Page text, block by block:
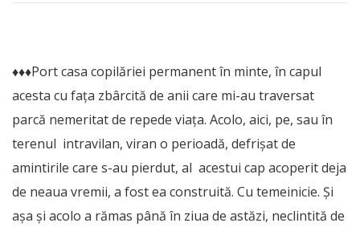
♦♦♦Port casa copilăriei permanent în minte, în capul
acesta cu fața zbârcită de anii care mi-au traversat
parcă nemeritat de repede viața. Acolo, aici, pe, sau în
terenul intravilan, viran o perioadă, defrișat de
amintirile care s-au pierdut, al acestui cap acoperit deja
de neaua vremii, a fost ea construită. Cu temeinicie. Și
așa și acolo a rămas până în ziua de astăzi, neclintită de